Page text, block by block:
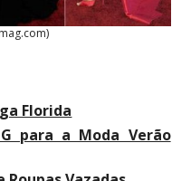
Florida
para a Moda Verão